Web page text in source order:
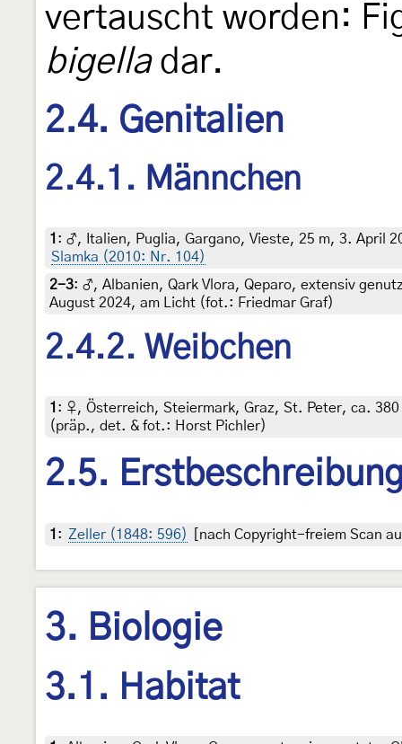
vertauscht worden:
bigelladar.
2.4. Genitalien
2.4.1. Männchen
1 : ♂, Italien, Puglia, Gargano, Vieste, 25 m, 3. April
Slamka (2010: Nr. 104)
2-3: ♂, Albanien, Qark Vlora, Qeparo, extensiv
August 2024, am Licht (fot.: Friedmar Graf)
2.4.2. Weibchen
1 : ♀, Österreich, Steiermark, Graz, St. Peter, ca.
(präp., det. & fot.: Horst Pichler)
2.5.
1 : Zeller (1848: 596) [nach Copyright-freiem Scan
3. Biologie
3.1. Habitat